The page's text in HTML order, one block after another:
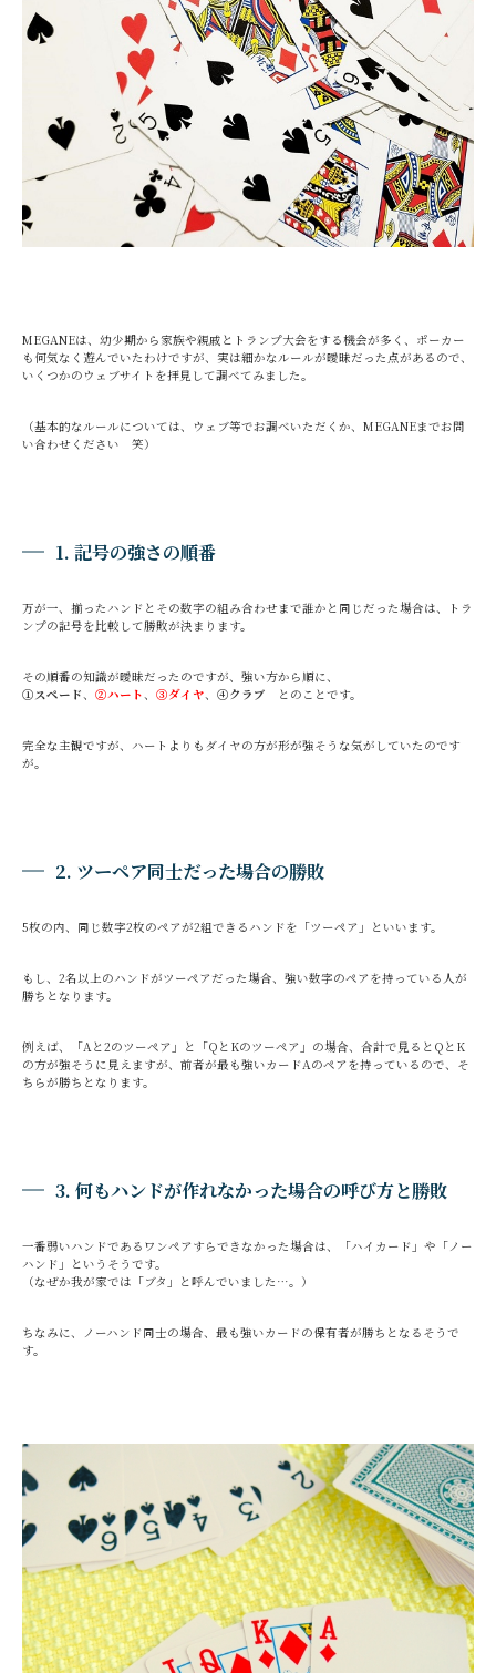
MEGANEは、幼少期から家族や親戚とトランプ大会をする機会が多く、ポーカー
も何気なく遊んでいたわけですが、実は細かなルールが曖昧だった点があるので、
いくつかのウェブサイトを拝見して調べてみました。
（基本的なルールについては、ウェブ等でお調べいただくか、MEGANEまでお問
い合わせください 笑）
1. 記号の強さの順番
万が一、揃ったハンドとその数字の組み合わせまで誰かと同じだった場合は、トラ
ンプの記号を比較して勝敗が決まります。
その順番の知識が曖昧だったのですが、強い方から順に、
①スペード、 ②ハート、 ③ダイヤ、 ④クラブ とのことです。
完全な主観ですが、ハートよりもダイヤの方が形が強そうな気がしていたのです
が。
2. ツーペア同士だった場合の勝敗
5枚の内、同じ数字2枚のペアが2組できるハンドを「ツーペア」といいます。
もし、2名以上のハンドがツーペアだった場合、強い数字のペアを持っている人が
勝ちとなります。
例えば、「Aと2のツーペア」と「QとKのツーペア」の場合、合計で見るとQとK
の方が強そうに見えますが、前者が最も強いカードAのペアを持っているので、そ
ちらが勝ちとなります。
3. 何もハンドが作れなかった場合の呼び方と勝敗
一番弱いハンドであるワンペアすらできなかった場合は、「ハイカード」や「ノー
ハンド」というそうです。
（なぜか我が家では「ブタ」と呼んでいました…。）
ちなみに、ノーハンド同士の場合、最も強いカードの保有者が勝ちとなるそうで
す。